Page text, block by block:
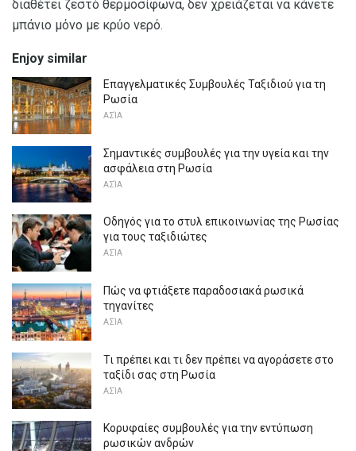
διαθέτει ζεστό θερμοσίφωνα, δεν χρειάζεται να κάνετε
μπάνιο μόνο με κρύο νερό.
Enjoy similar
Επαγγελματικές Συμβουλές Ταξιδιού για τη
Ρωσία
ΑΣΊΑ
Σημαντικές συμβουλές για την υγεία και την
ασφάλεια στη Ρωσία
ΑΣΊΑ
Οδηγός για το στυλ επικοινωνίας της Ρωσίας
για τους ταξιδιώτες
ΑΣΊΑ
Πώς να φτιάξετε παραδοσιακά ρωσικά
τηγανίτες
ΑΣΊΑ
Τι πρέπει και τι δεν πρέπει να αγοράσετε στο
ταξίδι σας στη Ρωσία
ΑΣΊΑ
Κορυφαίες συμβουλές για την εντύπωση
ρωσικών ανδρών